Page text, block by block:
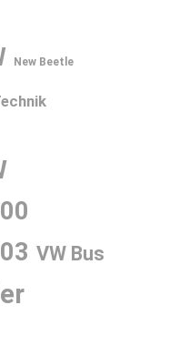
New Beetle
VW Bus